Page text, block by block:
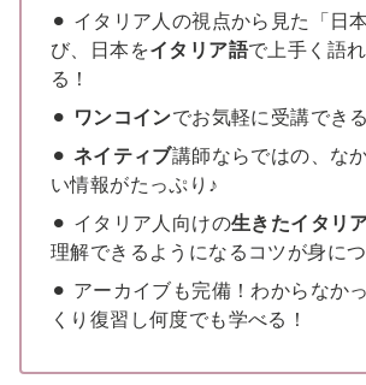
⚫︎ イタリア人の視点から見た「日
び、日本をイタリア語で上手く語
る！
⚫︎ ワンコインでお気軽に受講できる
⚫︎ ネイティブ講師ならではの、な
い情報がたっぷり♪
⚫︎ イタリア人向けの生きたイタリ
理解できるようになるコツが身につ
⚫︎ アーカイブも完備！わからなか
くり復習し何度でも学べる！